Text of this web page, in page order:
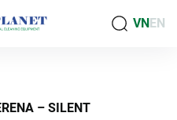
VNEN
– SILENT